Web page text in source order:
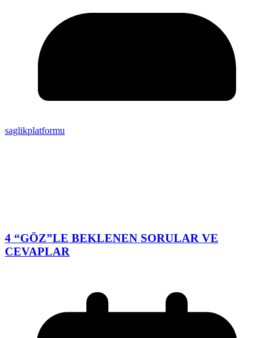
saglikplatformu
4 “GÖZ”LE BEKLENEN SORULAR VE
CEVAPLAR